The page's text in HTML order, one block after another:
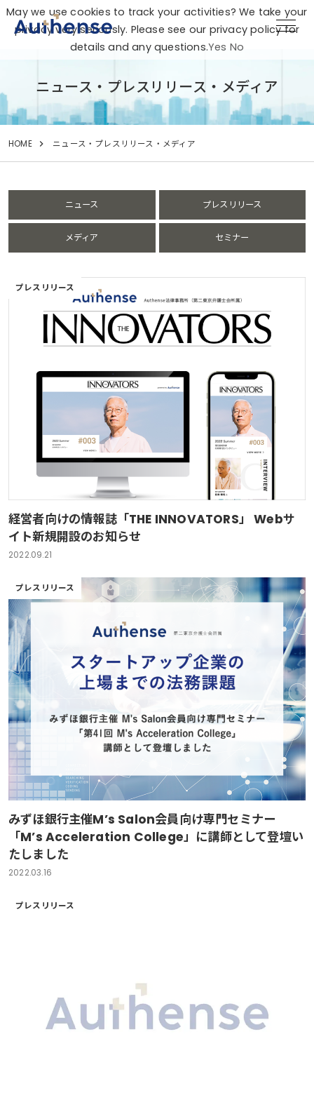
ニュース・プレスリリース・メディア
HOME ニュース・プレスリリース・メディア
ニュース プレスリリース
メディア セミナー
プレスリリース
経営者向けの情報誌「THE INNOVATORS」 Webサ
イト新規開設のお知らせ
2022.09.21
プレスリリース
みずほ銀行主催M’s Salon会員向け専門セミナー
「M’s Acceleration College」に講師として登壇い
たしました
2022.03.16
プレスリリース
May we use cookies to track your activities? We take your
privacy very seriously. Please see our privacy policy for
details and any questions.Yes No